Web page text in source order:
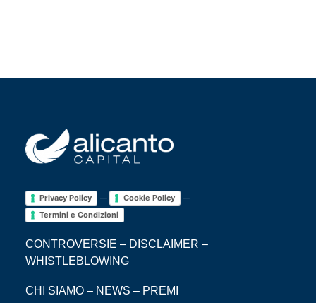
Privacy Policy – Cookie Policy –
Termini e Condizioni
CONTROVERSIE – DISCLAIMER –
WHISTLEBLOWING
CHI SIAMO – NEWS – PREMI